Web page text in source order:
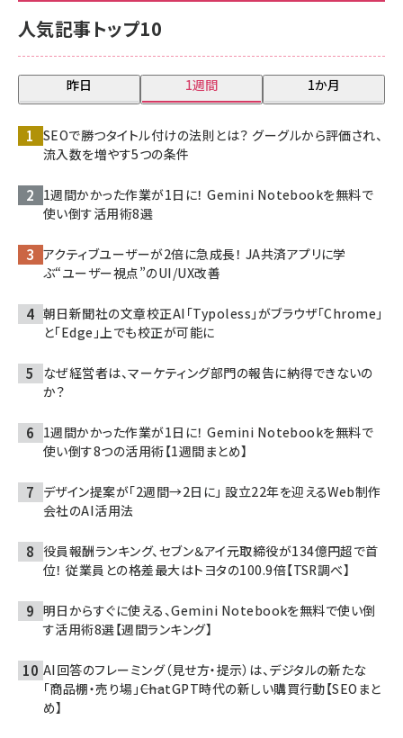
人気記事トップ10
昨日 1週間 1か月
SEOで勝つタイトル付けの法則とは？ グーグルから評価され、
流入数を増やす5つの条件
1週間かかった作業が1日に！ Gemini Notebookを無料で
使い倒す活用術8選
アクティブユーザーが2倍に急成長！ JA共済アプリに学
ぶ“ユーザー視点”のUI/UX改善
朝日新聞社の文章校正AI「Typoless」がブラウザ「Chrome」
と「Edge」上でも校正が可能に
なぜ経営者は、マーケティング部門の報告に納得できないの
か？
1週間かかった作業が1日に！ Gemini Notebookを無料で
使い倒す8つの活用術【1週間まとめ】
デザイン提案が「2週間→2日に」 設立22年を迎えるWeb制作
会社のAI活用法
役員報酬ランキング、セブン＆アイ元取締役が134億円超で首
位！ 従業員との格差最大はトヨタの100.9倍【TSR調べ】
明日からすぐに使える、Gemini Notebookを無料で使い倒
す活用術8選【週間ランキング】
AI回答のフレーミング（見せ方・提示）は、デジタルの新たな
「商品棚・売り場」――ChatGPT時代の新しい購買行動【SEOまと
め】